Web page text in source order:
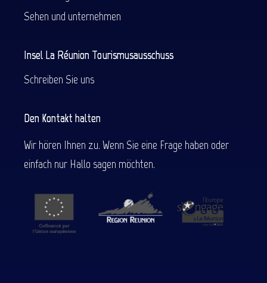
Sehen und unternehmen
Insel La Réunion Tourismusausschuss
Schreiben Sie uns
Den Kontakt halten
Wir hören Ihnen zu. Wenn Sie eine Frage haben oder
einfach nur Hallo sagen möchten.